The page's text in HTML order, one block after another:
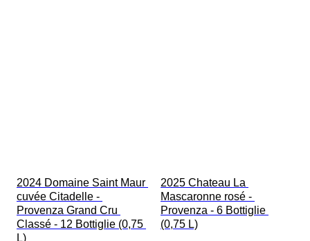
2024 Domaine Saint Maur
cuvée Citadelle -
Provenza Grand Cru
Classé - 12 Bottiglie (0,75
L)
2025 Chateau La
Mascaronne rosé -
Provenza - 6 Bottiglie
(0,75 L)